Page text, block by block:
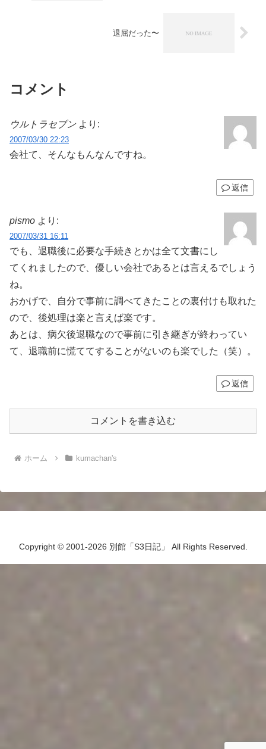
退屈だった〜
コメント
ウルトラセブン より:
2007/03/30 22:23
会社て、そんなもんなんですね。
返信
pismo より:
2007/03/31 16:11
でも、退職後に必要な手続きとかは全て文書にし
てくれましたので、優しい会社であるとは言えるでしょう
ね。
おかげで、自分で事前に調べてきたことの裏付けも取れた
ので、後処理は楽と言えば楽です。
あとは、病欠後退職なので事前に引き継ぎが終わってい
て、退職前に慌ててすることがないのも楽でした（笑）。
返信
コメントを書き込む
ホーム kumachan's
Copyright © 2001-2026 別館「S3日記」 All Rights Reserved.